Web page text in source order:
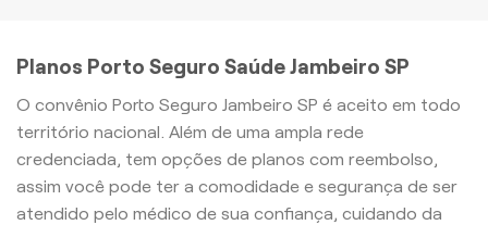
Planos Porto Seguro Saúde Jambeiro SP
O convênio Porto Seguro Jambeiro SP é aceito em todo
território nacional. Além de uma ampla rede
credenciada, tem opções de planos com reembolso,
assim você pode ter a comodidade e segurança de ser
atendido pelo médico de sua confiança, cuidando da